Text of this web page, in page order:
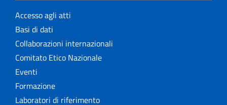
Accesso agli atti
Basi di dati
Collaborazioni internazionali
Comitato Etico Nazionale
Eventi
Formazione
Laboratori di riferimento